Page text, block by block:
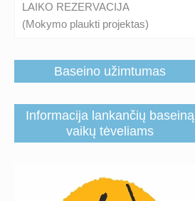
LAIKO REZERVACIJA
(Mokymo plaukti projektas)
Baseino užimtumas
Informacija lankančių baseiną
vaikų tėveliams